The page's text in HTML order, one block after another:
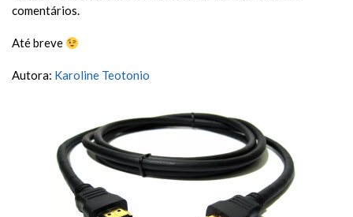
comentários.
Até breve
Autora: Karoline Teotonio